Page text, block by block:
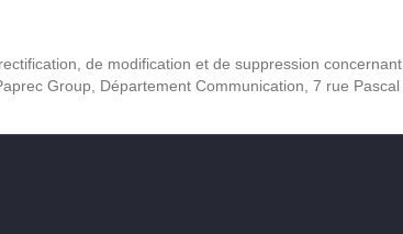
de modification et de suppression concernant
Group, Département Communication, 7 rue Pascal